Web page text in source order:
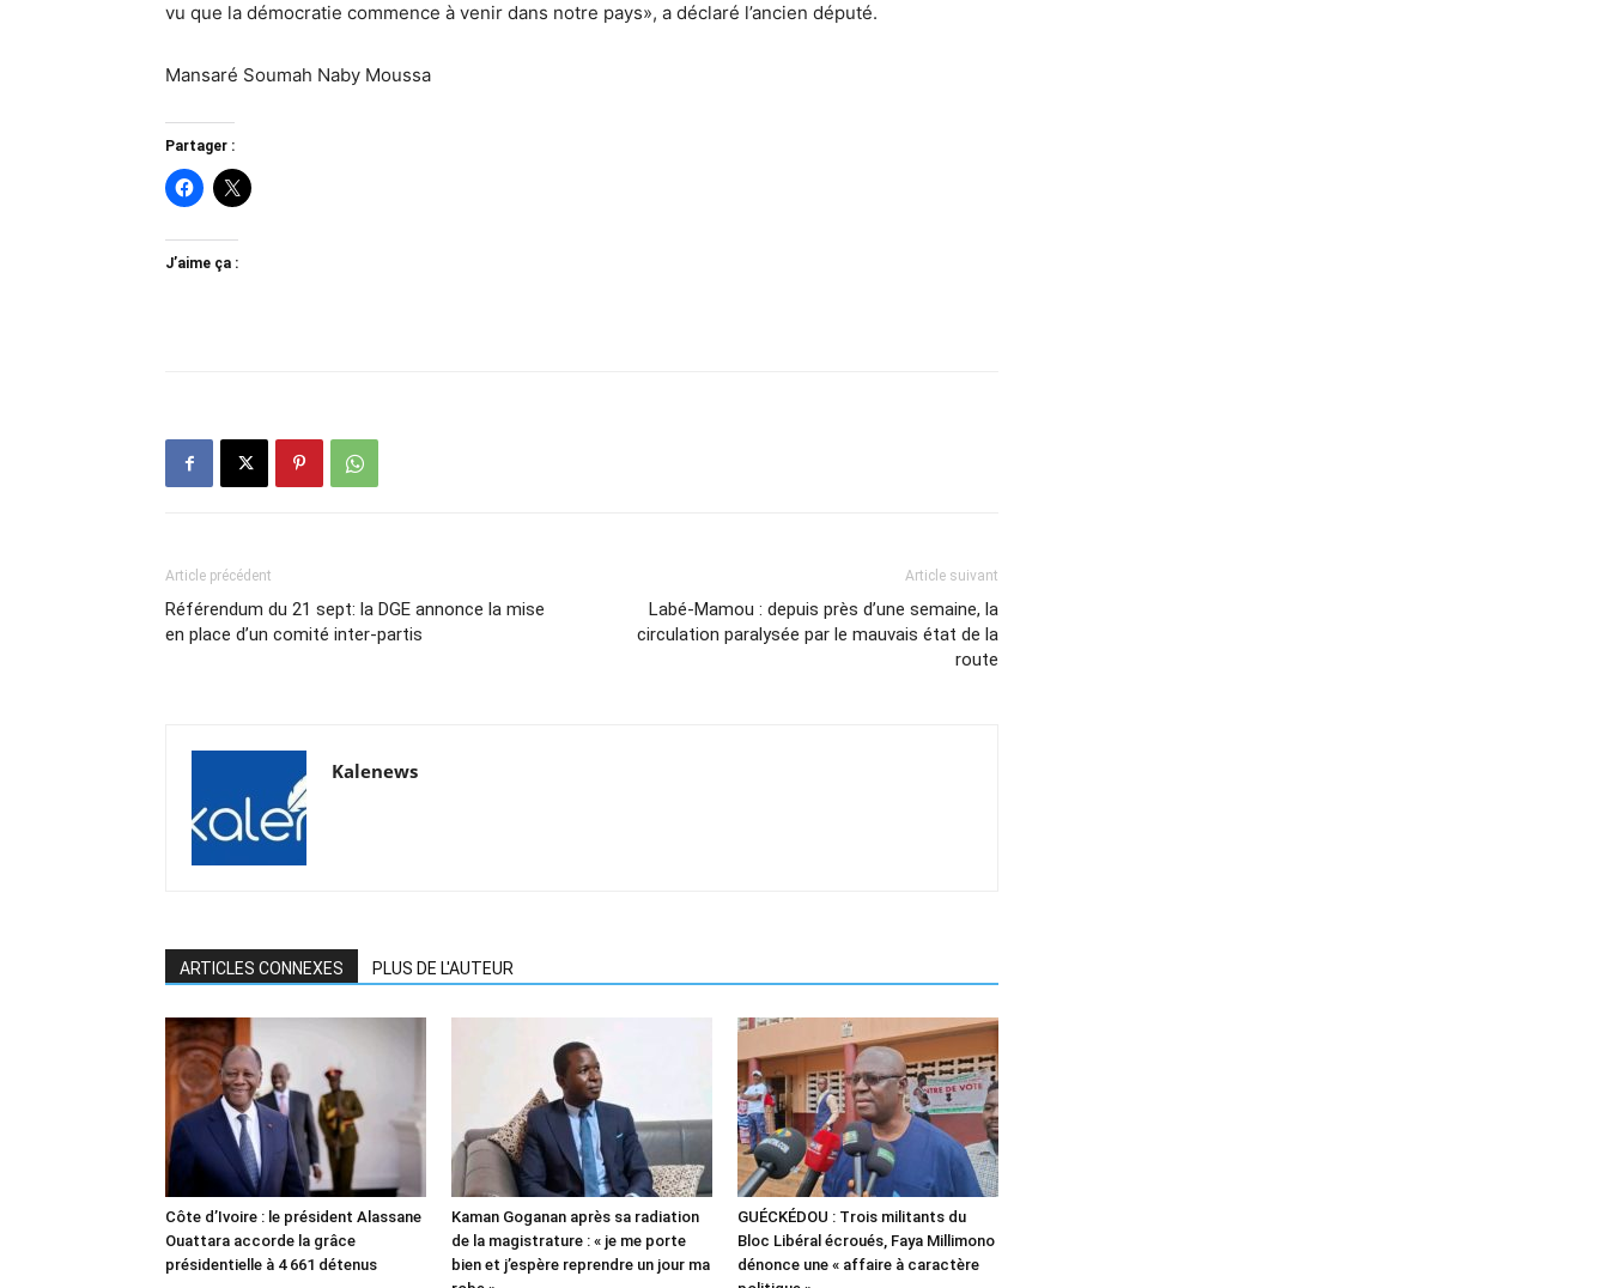
vu que la démocratie commence à venir dans notre pays», a déclaré l’ancien député.
Mansaré Soumah Naby Moussa
Partager :
J’aime ça :
Article précédent
Référendum du 21 sept: la DGE annonce la mise
en place d’un comité inter-partis
Article suivant
Labé-Mamou : depuis près d’une semaine, la
circulation paralysée par le mauvais état de la
route
Kalenews
ARTICLES CONNEXES PLUS DE L'AUTEUR
Côte d’Ivoire : le président Alassane
Ouattara accorde la grâce
présidentielle à 4 661 détenus
Kaman Goganan après sa radiation
de la magistrature : « je me porte
bien et j’espère reprendre un jour ma
GUÉCKÉDOU : Trois militants du
Bloc Libéral écroués, Faya Millimono
dénonce une « affaire à caractère